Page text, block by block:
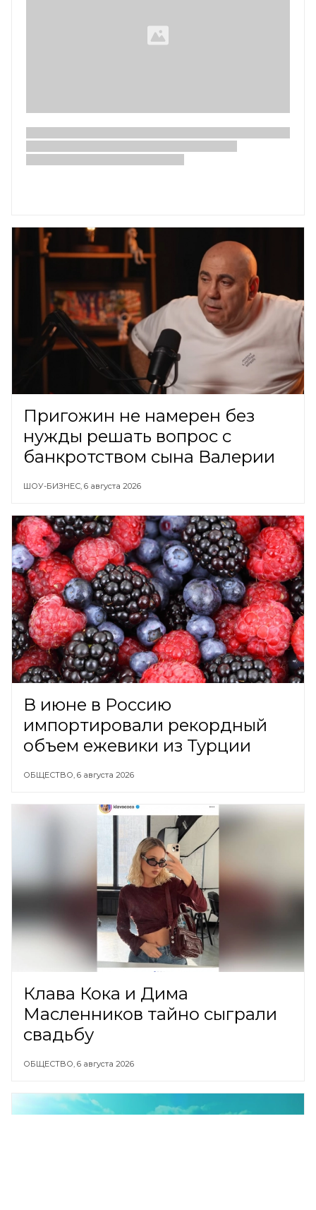
Пригожин не намерен без
нужды решать вопрос с
банкротством сына Валерии
ШОУ-БИЗНЕС, 6 августа 2026
В июне в Россию
импортировали рекордный
объем ежевики из Турции
ОБЩЕСТВО, 6 августа 2026
Клава Кока и Дима
Масленников тайно сыграли
свадьбу
ОБЩЕСТВО, 6 августа 2026